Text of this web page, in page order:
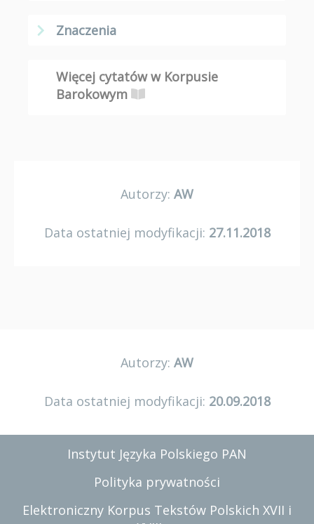
Znaczenia
Więcej cytatów w Korpusie
Barokowym
Autorzy: AW
Data ostatniej modyfikacji: 27.11.2018
Autorzy: AW
Data ostatniej modyfikacji: 20.09.2018
Instytut Języka Polskiego PAN
Polityka prywatności
Elektroniczny Korpus Tekstów Polskich XVII i